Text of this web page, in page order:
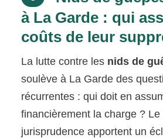
à La Garde : qui
coûts de leur
La lutte contre les nids de
soulève à La Garde des
récurrentes : qui doit en
financièrement la charge ?
jurisprudence apportent un